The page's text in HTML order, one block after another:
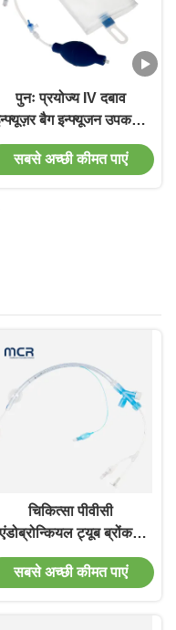
पुनः प्रयोज्य IV दबाव
बैग इन्फ्यूजन उपकरण
दबाव इन्फ्यूजन बैग
सबसे अच्छी कीमत पाएं
चिकित्सा पीवीसी
ट्यूब ब्रोंकस
एंडोब्रोन्कियल ट्यूब ब्लॉकर
अस्पताल के लिए
सबसे अच्छी कीमत पाएं